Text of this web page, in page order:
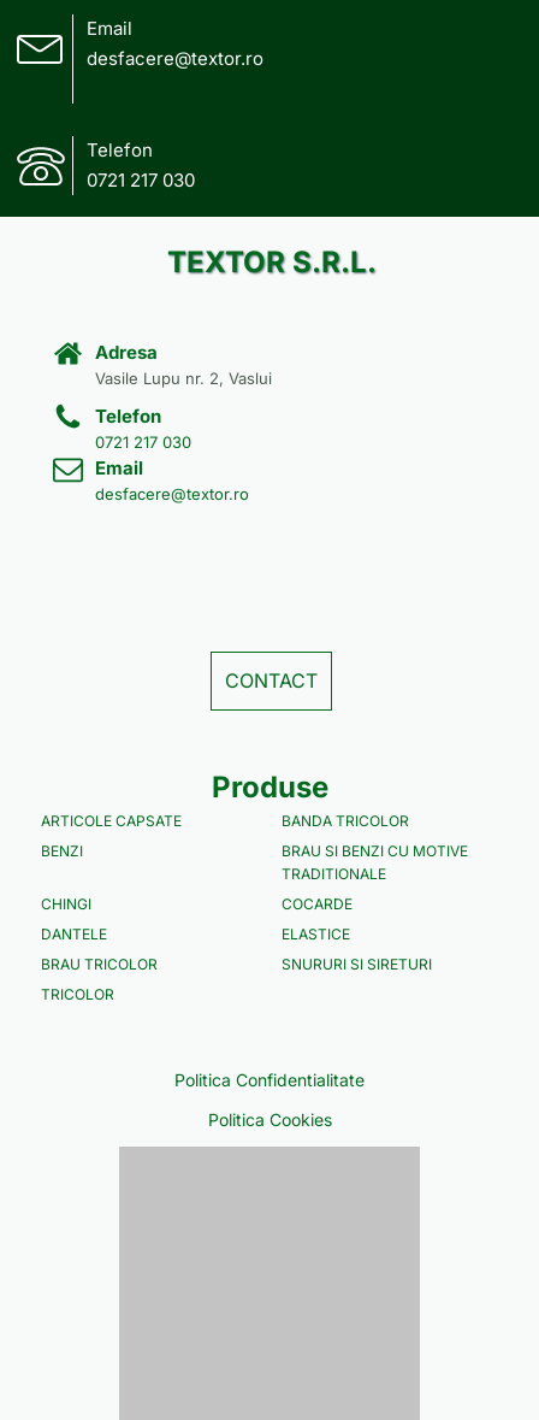
Email
desfacere@textor.ro
Telefon
0721 217 030
TEXTOR S.R.L.
Adresa
Vasile Lupu nr. 2, Vaslui
Telefon
0721 217 030
Email
desfacere@textor.ro
CONTACT
Produse
ARTICOLE CAPSATE
BANDA TRICOLOR
BENZI
BRAU SI BENZI CU MOTIVE
TRADITIONALE
CHINGI
COCARDE
DANTELE
ELASTICE
BRAU TRICOLOR
SNURURI SI SIRETURI
TRICOLOR
Politica Confidentialitate
Politica Cookies